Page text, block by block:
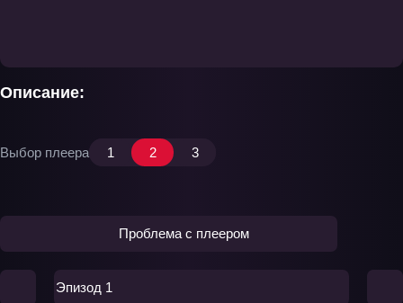
Описание:
Выбор плеера 1 2 3
Проблема с плеером
Эпизод 1